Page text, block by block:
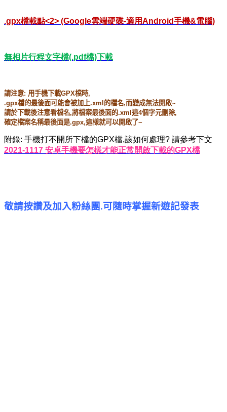
.gpx檔載點<2> (Google雲端硬碟-適用Android手機&電腦)
無相片行程文字檔(.pdf檔)下載
請注意: 用手機下載GPX檔時,
.gpx檔的最後面可能會被加上.xml 的檔名,而變成無法開啟~
請於下載後注意看檔名,將檔案最後面的.xml 這4個字元刪除,
確定檔案名稱最後面是.gpx,這樣就可以開啟了~
附錄: 手機打不開所下檔的GPX檔,該如何處理? 請參考下文
2021-1117 安卓手機要怎樣才能正常開啟下載的GPX檔
敬請按讚及加入粉絲團 .可隨時掌握新遊記發表